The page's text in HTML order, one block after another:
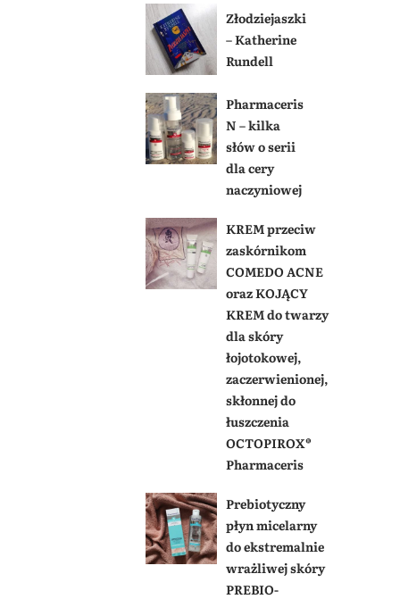
Złodziejaszki
– Katherine
Rundell
Pharmaceris
N – kilka
słów o serii
dla cery
naczyniowej
KREM przeciw
zaskórnikom
COMEDO ACNE
oraz KOJĄCY
KREM do twarzy
dla skóry
łojotokowej,
zaczerwienionej,
skłonnej do
łuszczenia
OCTOPIROX®
Pharmaceris
Prebiotyczny
płyn micelarny
do ekstremalnie
wrażliwej skóry
PREBIO-